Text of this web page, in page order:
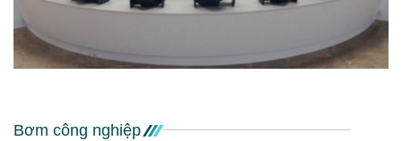
Bơm công nghiệp